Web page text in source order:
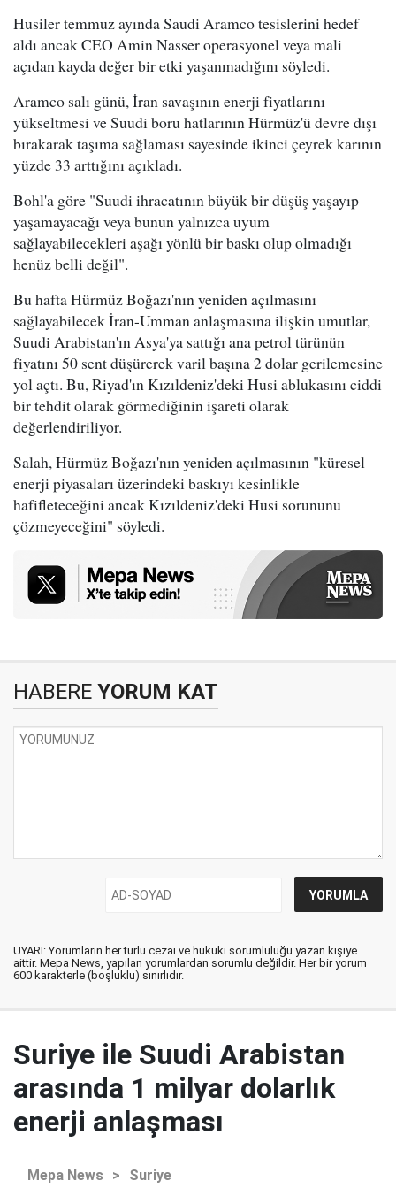
Husiler temmuz ayında Saudi Aramco tesislerini hedef
aldı ancak CEO Amin Nasser operasyonel veya mali
açıdan kayda değer bir etki yaşanmadığını söyledi.
Aramco salı günü, İran savaşının enerji fiyatlarını
yükseltmesi ve Suudi boru hatlarının Hürmüz'ü devre dışı
bırakarak taşıma sağlaması sayesinde ikinci çeyrek karının
yüzde 33 arttığını açıkladı.
Bohl'a göre "Suudi ihracatının büyük bir düşüş yaşayıp
yaşamayacağı veya bunun yalnızca uyum
sağlayabilecekleri aşağı yönlü bir baskı olup olmadığı
henüz belli değil".
Bu hafta Hürmüz Boğazı'nın yeniden açılmasını
sağlayabilecek İran-Umman anlaşmasına ilişkin umutlar,
Suudi Arabistan'ın Asya'ya sattığı ana petrol türünün
fiyatını 50 sent düşürerek varil başına 2 dolar gerilemesine
yol açtı. Bu, Riyad'ın Kızıldeniz'deki Husi ablukasını ciddi
bir tehdit olarak görmediğinin işareti olarak
değerlendiriliyor.
Salah, Hürmüz Boğazı'nın yeniden açılmasının "küresel
enerji piyasaları üzerindeki baskıyı kesinlikle
hafifleteceğini ancak Kızıldeniz'deki Husi sorununu
çözmeyeceğini" söyledi.
HABERE YORUM KAT
UYARI: Yorumların her türlü cezai ve hukuki sorumluluğu yazan kişiye
aittir. Mepa News, yapılan yorumlardan sorumlu değildir. Her bir yorum
600 karakterle (boşluklu) sınırlıdır.
Suriye ile Suudi Arabistan
arasında 1 milyar dolarlık
enerji anlaşması
Mepa News > Suriye